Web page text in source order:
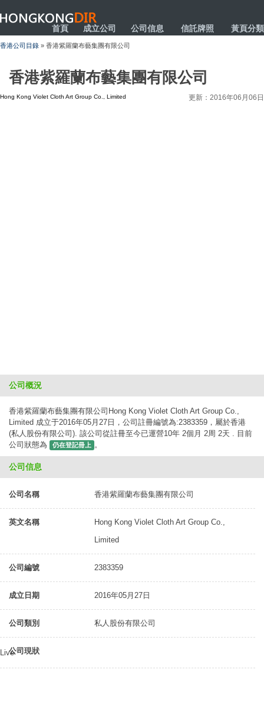
HONGKONGDIR
首頁 成立公司 公司信息 信託牌照 黃頁分類
香港公司目錄 » 香港紫羅蘭布藝集團有限公司
香港紫羅蘭布藝集團有限公司
Hong Kong Violet Cloth Art Group Co., Limited 更新：2016年06月06日
公司概況
香港紫羅蘭布藝集團有限公司Hong Kong Violet Cloth Art Group Co.,
Limited 成立于2016年05月27日，公司註冊編號為:2383359，屬於香港
(私人股份有限公司). 該公司從註冊至今已運營10年 2個月 2周 2天 . 目前
公司狀態為
仍在登記冊上 。
公司信息
公司名稱 香港紫羅蘭布藝集團有限公司
英文名稱
Hong Kong Violet Cloth Art Group Co.,
Limited
公司編號 2383359
成立日期 2016年05月27日
公司類別 私人股份有限公司
公司現狀
Live